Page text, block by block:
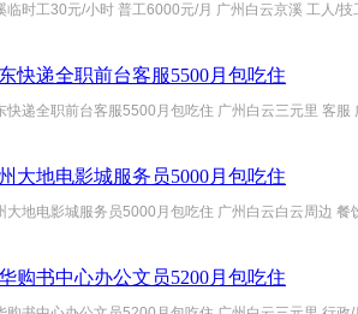
临时工30元/小时 普工6000元/月 广州白云京溪 工人/
快递全职前台客服5500月包吃住
快递全职前台客服5500月包吃住 广州白云三元里 客
大地电影城服务员5000月包吃住
大地电影城服务员5000月包吃住 广州白云白云周边
购书中心办公文员5200月包吃住